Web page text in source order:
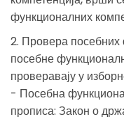
функционалних
2. Провера посебних
посебне
проверавају у
- Посебна
прописа: Закон о